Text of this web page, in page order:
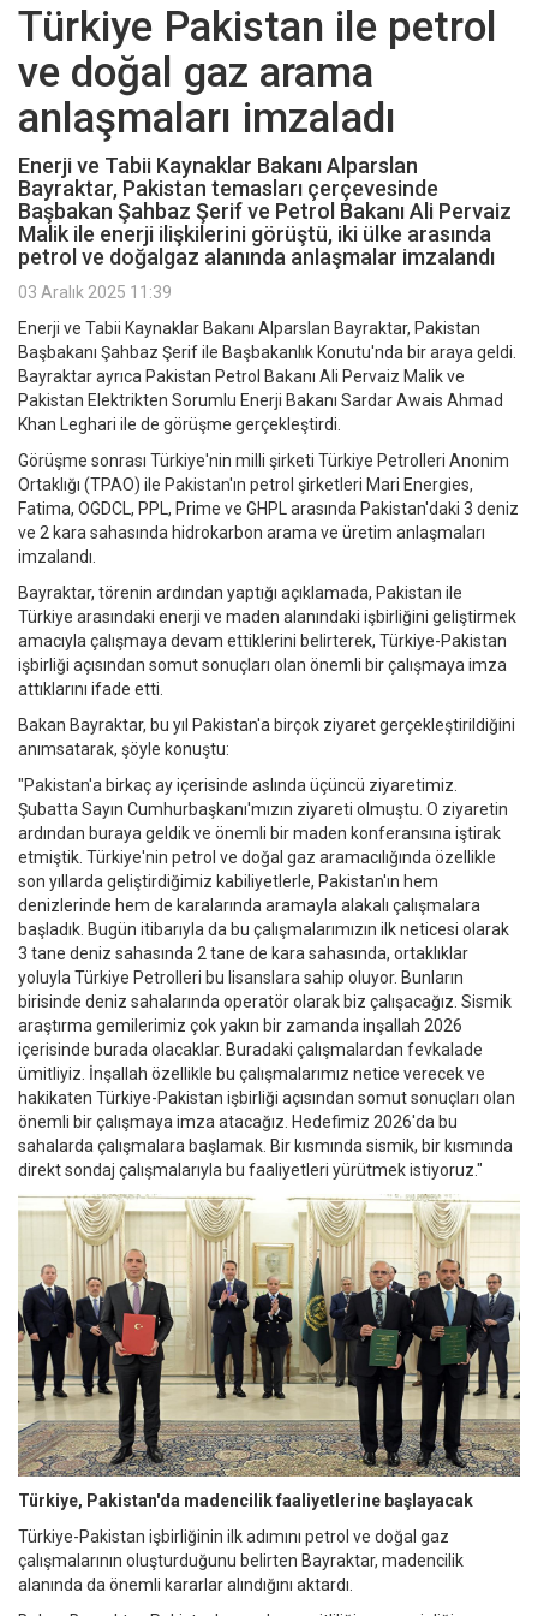
Türkiye Pakistan ile petrol
ve doğal gaz arama
anlaşmaları imzaladı
Enerji ve Tabii Kaynaklar Bakanı Alparslan
Bayraktar, Pakistan temasları çerçevesinde
Başbakan Şahbaz Şerif ve Petrol Bakanı Ali Pervaiz
Malik ile enerji ilişkilerini görüştü, iki ülke arasında
petrol ve doğalgaz alanında anlaşmalar imzalandı
03 Aralık 2025 11:39
Enerji ve Tabii Kaynaklar Bakanı Alparslan Bayraktar, Pakistan
Başbakanı Şahbaz Şerif ile Başbakanlık Konutu'nda bir araya geldi.
Bayraktar ayrıca Pakistan Petrol Bakanı Ali Pervaiz Malik ve
Pakistan Elektrikten Sorumlu Enerji Bakanı Sardar Awais Ahmad
Khan Leghari ile de görüşme gerçekleştirdi.
Görüşme sonrası Türkiye'nin milli şirketi Türkiye Petrolleri Anonim
Ortaklığı (TPAO) ile Pakistan'ın petrol şirketleri Mari Energies,
Fatima, OGDCL, PPL, Prime ve GHPL arasında Pakistan'daki 3 deniz
ve 2 kara sahasında hidrokarbon arama ve üretim anlaşmaları
imzalandı.
Bayraktar, törenin ardından yaptığı açıklamada, Pakistan ile
Türkiye arasındaki enerji ve maden alanındaki işbirliğini geliştirmek
amacıyla çalışmaya devam ettiklerini belirterek, Türkiye-Pakistan
işbirliği açısından somut sonuçları olan önemli bir çalışmaya imza
attıklarını ifade etti.
Bakan Bayraktar, bu yıl Pakistan'a birçok ziyaret gerçekleştirildiğini
anımsatarak, şöyle konuştu:
"Pakistan'a birkaç ay içerisinde aslında üçüncü ziyaretimiz.
Şubatta Sayın Cumhurbaşkanı'mızın ziyareti olmuştu. O ziyaretin
ardından buraya geldik ve önemli bir maden konferansına iştirak
etmiştik. Türkiye'nin petrol ve doğal gaz aramacılığında özellikle
son yıllarda geliştirdiğimiz kabiliyetlerle, Pakistan'ın hem
denizlerinde hem de karalarında aramayla alakalı çalışmalara
başladık. Bugün itibarıyla da bu çalışmalarımızın ilk neticesi olarak
3 tane deniz sahasında 2 tane de kara sahasında, ortaklıklar
yoluyla Türkiye Petrolleri bu lisanslara sahip oluyor. Bunların
birisinde deniz sahalarında operatör olarak biz çalışacağız. Sismik
araştırma gemilerimiz çok yakın bir zamanda inşallah 2026
içerisinde burada olacaklar. Buradaki çalışmalardan fevkalade
ümitliyiz. İnşallah özellikle bu çalışmalarımız netice verecek ve
hakikaten Türkiye-Pakistan işbirliği açısından somut sonuçları olan
önemli bir çalışmaya imza atacağız. Hedefimiz 2026'da bu
sahalarda çalışmalara başlamak. Bir kısmında sismik, bir kısmında
direkt sondaj çalışmalarıyla bu faaliyetleri yürütmek istiyoruz."
Türkiye, Pakistan'da madencilik faaliyetlerine başlayacak
Türkiye-Pakistan işbirliğinin ilk adımını petrol ve doğal gaz
çalışmalarının oluşturduğunu belirten Bayraktar, madencilik
alanında da önemli kararlar alındığını aktardı.